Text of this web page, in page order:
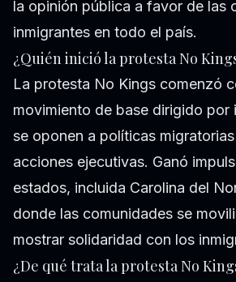
la opinión pública a favor de las
inmigrantes en todo el país.
¿Quién inició la protesta No
La protesta No Kings comenzó
movimiento de base dirigido por
se oponen a políticas
acciones ejecutivas. Ganó
estados, incluida Carolina del
donde las comunidades se
mostrar solidaridad con los
¿De qué trata la protesta No